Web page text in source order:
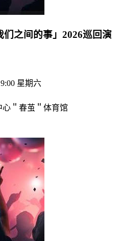
们之间的事」2026巡回演
星期六
＂春茧＂体育馆